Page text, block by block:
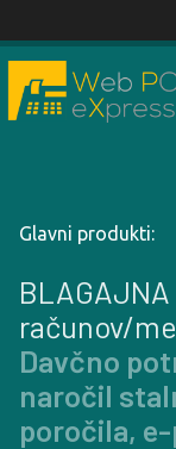
Glavni produkti:
računov/
Davčno
naročil
poročila,